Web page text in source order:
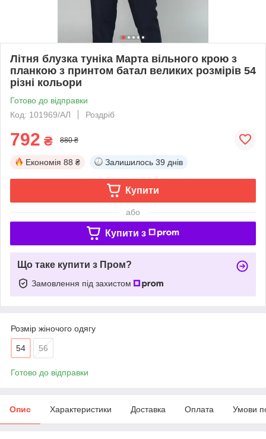
Літня блузка туніка Марта вільного крою з
планкою з принтом батал великих розмірів 54
різні кольори
Готово до відправки
Код: 101969/АЛ
Роздріб
792 ₴ 880 ₴
Економія 88 ₴ Залишилось 39 днів
Купити
або
Купити з
Що таке купити з Пром?
Замовлення під захистом
Розмір жіночого одягу
54 56
Готово до відправки
Опис Характеристики Доставка Оплата Умови